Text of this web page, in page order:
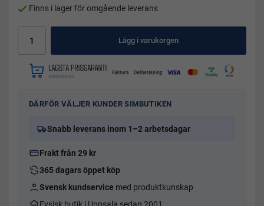
Finns i lager för omgående leverans
Lägg i varukorgen
DÄRFÖR VÄLJER KUNDER SIMBUTIKEN
Snabb leverans inom 1–2 arbetsdagar
Frakt från 29 kr
365 dagars öppet köp
Svensk kundservice med produktkunskap